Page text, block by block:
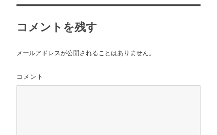
コメントを残す
メールアドレスが公開されることはありません。
コメント